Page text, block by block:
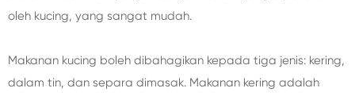
oleh kucing, yang sangat mudah.
Makanan kucing boleh dibahagikan kepada tiga jenis: kering,
dalam tin, dan separa dimasak. Makanan kering adalah